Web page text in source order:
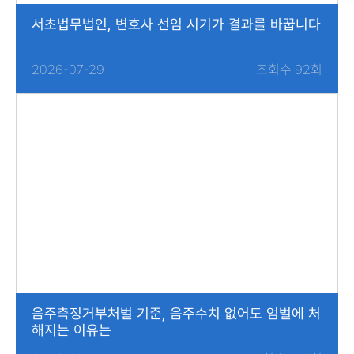
서초법무법인, 변호사 선임 시기가 결과를 바꿉니다
2026-07-29 조회수 92회
음주측정거부처벌 기준, 음주수치 없어도 엄벌에 처
해지는 이유는